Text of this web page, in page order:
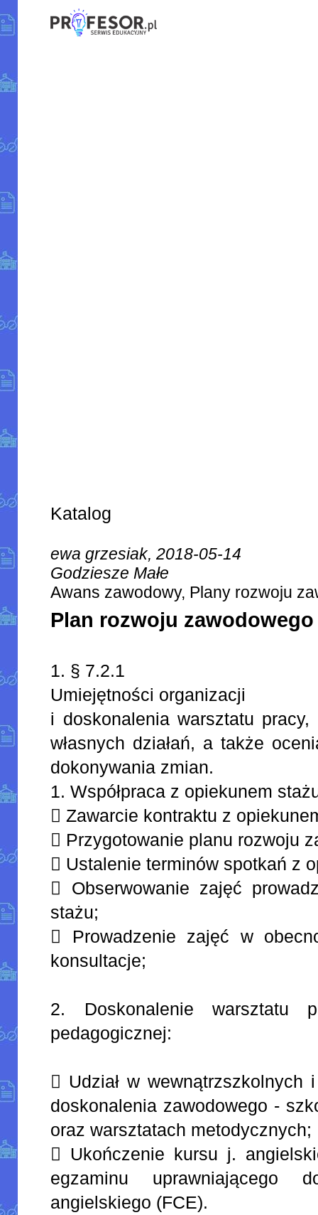
Katalog
ewa grzesiak, 2018-05-14
Godziesze Małe
Awans zawodowy, Plany rozwoju
Plan rozwoju zawodowego
1. § 7.2.1
Umiejętności organizacji
i doskonalenia warsztatu
własnych działań, a także
dokonywania zmian.
1. Współpraca z opiekunem
 Zawarcie kontraktu z
 Przygotowanie planu rozwoju
 Ustalenie terminów spotkań z
 Obserwowanie zajęć
stażu;
 Prowadzenie zajęć w
konsultacje;
2. Doskonalenie warsztatu
pedagogicznej:
 Udział w wewnątrzszkolnych
doskonalenia zawodowego -
oraz warsztatach metodycznych;
 Ukończenie kursu j.
egzaminu uprawniającego
angielskiego (FCE).